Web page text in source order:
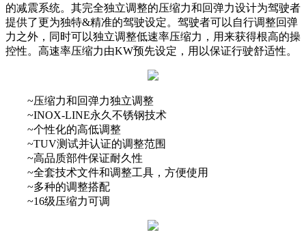
的减震系统。其完全独立调整的压缩力和回弹力设计为驾驶者
提供了更为独特&精准的驾驶设定。驾驶者可以自行调整回弹
力之外，同时可以独立调整低速率压缩力，用来获得根高的操
控性。高速率压缩力由KW预先设定，用以保证行驶舒适性。
~压缩力和回弹力独立调整
~INOX-LINE永久不锈钢技术
~个性化的高低调整
~TUV测试并认证的调整范围
~高品质部件保证耐久性
~全套技术文件和调整工具，方便使用
~多种的调整搭配
~16级压缩力可调